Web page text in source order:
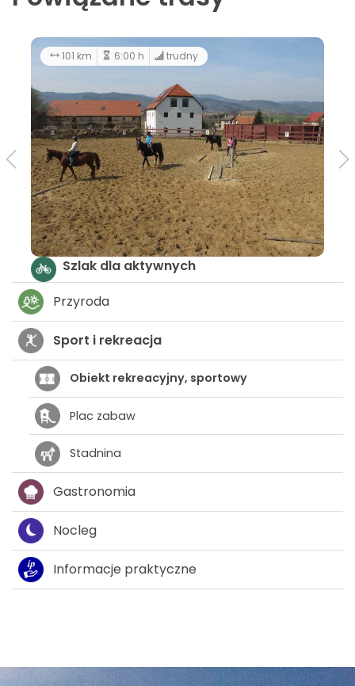
101 km 6:00 h trudny
Szlak dla aktywnych
Przyroda
Sport i rekreacja
Obiekt rekreacyjny, sportowy
Plac zabaw
Stadnina
Gastronomia
Nocleg
Informacje praktyczne